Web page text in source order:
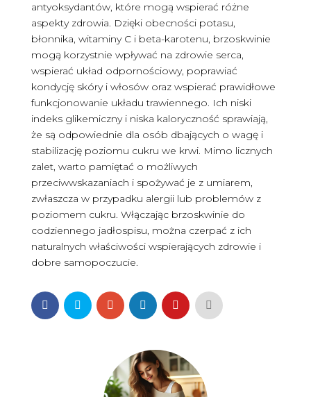
antyoksydantów, które mogą wspierać różne
aspekty zdrowia. Dzięki obecności potasu,
błonnika, witaminy C i beta-karotenu, brzoskwinie
mogą korzystnie wpływać na zdrowie serca,
wspierać układ odpornościowy, poprawiać
kondycję skóry i włosów oraz wspierać prawidłowe
funkcjonowanie układu trawiennego. Ich niski
indeks glikemiczny i niska kaloryczność sprawiają,
że są odpowiednie dla osób dbających o wagę i
stabilizację poziomu cukru we krwi. Mimo licznych
zalet, warto pamiętać o możliwych
przeciwwskazaniach i spożywać je z umiarem,
zwłaszcza w przypadku alergii lub problemów z
poziomem cukru. Włączając brzoskwinie do
codziennego jadłospisu, można czerpać z ich
naturalnych właściwości wspierających zdrowie i
dobre samopoczucie.